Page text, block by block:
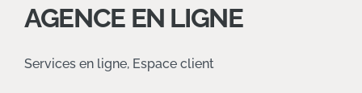
AGENCE EN LIGNE
Services en ligne, Espace client